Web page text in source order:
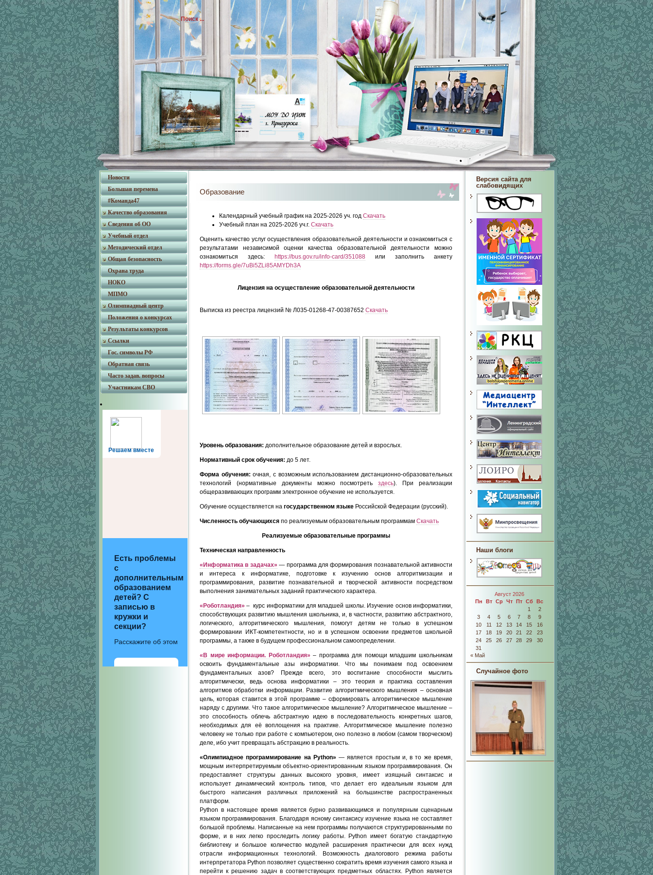
Образование
Календарный учебный график на 2025-2026 уч. год Скачать
Учебный план на 2025-2026 уч.г. Скачать
Оценить качество услуг осуществления образовательной деятельности и ознакомиться с
результатами независимой оценки качества образовательной деятельности можно
ознакомиться здесь:
https://bus.gov.ru/info-card/351088 или заполнить анкету
https://forms.gle/7uBi5ZLi85AMYDh3A
Лицензия на осуществление образовательной деятельности
Выписка из реестра лицензий № Л035-01268-47-00387652 Скачать
Уровень образования: дополнительное образование детей и взрослых.
Нормативный срок обучения: до 5 лет.
Форма обучения: очная, с возможным использованием дистанционно-образовательных
технологий (нормативные документы можно посмотретьздесь). При реализации
общеразвивающих программ электронное обучение не используется.
Обучение осуществляется на государственном языке Российской Федерации (русский).
Численность обучающихся по реализуемым образовательным программам Скачать
Реализуемые образовательные программы
Техническая направленность
«Информатика в задачах» — программа для формирования познавательной активности
и интереса к информатике, подготовке к изучению основ алгоритмизации и
программирования, развитие познавательной и творческой активности посредством
выполнения занимательных заданий практического характера.
«Роботландия» – курс информатики для младшей школы. Изучение основ информатики,
способствующих развитию мышления школьника, и, в частности, развитию абстрактного,
логического, алгоритмического мышления, помогут детям не только в успешном
формировании ИКТ-компетентности, но и в успешном освоении предметов школьной
программы, а также в будущем профессиональном самоопределении.
« В мире информации. Роботландия» – программа для помощи младшим школьникам
освоить фундаментальные азы информатики. Что мы понимаем под освоением
фундаментальных азов? Прежде всего, это воспитание способности мыслить
алгоритмически, ведь основа информатики – это теория и практика составления
алгоритмов обработки информации. Развитие алгоритмического мышления – основная
цель, которая ставится в этой программе – сформировать алгоритмическое мышление
наряду с другими. Что такое алгоритмическое мышление? Алгоритмическое мышление –
это способность облечь абстрактную идею в последовательность конкретных шагов,
необходимых для её воплощения на практике. Алгоритмическое мышление полезно
человеку не только при работе с компьютером, оно полезно в любом (самом творческом)
деле, ибо учит превращать абстракцию в реальность.
«Олимпиадное программирование на Python» — является простым и, в то же время,
мощным интерпретируемым объектно-ориентированным языком программирования. Он
предоставляет структуры данных высокого уровня, имеет изящный синтаксис и
использует динамический контроль типов, что делает его идеальным языком для
быстрого написания различных приложений на большинстве распространенных
платформ.
Python в настоящее время является бурно развивающимся и популярным сценарным
языком программирования. Благодаря ясному синтаксису изучение языка не составляет
большой проблемы. Написанные на нем программы получаются структурированными по
форме, и в них легко проследить логику работы. Python имеет богатую стандартную
библиотеку и большое количество модулей расширения практически для всех нужд
отрасли информационных технологий. Возможность диалогового режима работы
интерпретатора Python позволяет существенно сократить время изучения самого языка и
перейти к решению задач в соответствующих предметных областях. Python является
Новости
Большая перемена
#Команда47
Качество образования
Сведения об ОО
Учебный отдел
Методический отдел
Общая безопасность
Охрана труда
НОКО
МПМО
Олимпиадный центр
Положения о конкурсах
Результаты конкурсов
Ссылки
Гос. символы РФ
Обратная связь
Часто задав. вопросы
Участникам СВО
Решаем вместе
Есть проблемы
с
дополнительным
образованием
детей? С
записью в
кружки и
секции?
Расскажите об этом
Версия сайта для
слабовидящих
Наши блоги
Август 2026
Пн
Вт Ср Чт Пт Сб
Вс
1
2
3
4 5 6 7 8
9
10
11 12 13 14 15
16
17
18 19 20 21 22
23
24
25 26 27 28 29
30
31
« Май
Случайное фото